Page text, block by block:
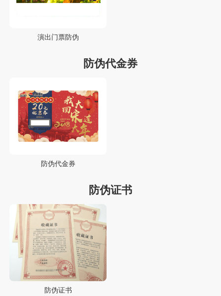
演出门票防伪
防伪代金券
防伪代金券
防伪证书
防伪证书